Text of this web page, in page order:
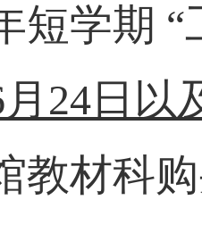
短学期 “
月 24 日以
教材科